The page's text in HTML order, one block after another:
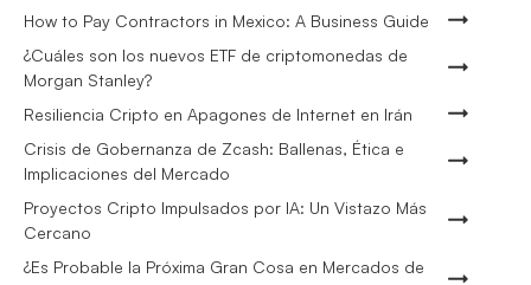
How to Pay Contractors in Mexico: A Business Guide
¿Cuáles son los nuevos ETF de criptomonedas de
Morgan Stanley?
Resiliencia Cripto en Apagones de Internet en Irán
Crisis de Gobernanza de Zcash: Ballenas, Ética e
Implicaciones del Mercado
Proyectos Cripto Impulsados por IA: Un Vistazo Más
Cercano
¿Es Probable la Próxima Gran Cosa en Mercados de